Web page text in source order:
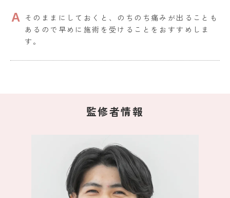
そのままにしておくと、のちのち痛みが出ることも
あるので早めに施術を受けることをおすすめしま
す。
監修者情報